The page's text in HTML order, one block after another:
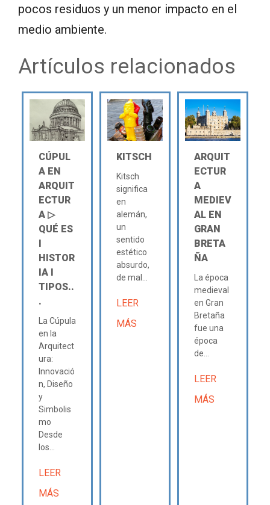
pocos residuos y un menor impacto en el
medio ambiente.
Artículos relacionados
CÚPUL
A EN
ARQUIT
ECTUR
A ▷
QUÉ ES
Ι
HISTOR
IA Ι
TIPOS..
.
La Cúpula
en la
Arquitect
ura:
Innovació
n, Diseño
y
Simbolis
mo
Desde
los...
LEER
MÁS
KITSCH
Kitsch
significa
en
alemán,
un
sentido
estético
absurdo,
de mal...
LEER
MÁS
ARQUIT
ECTUR
A
MEDIEV
AL EN
GRAN
BRETA
ÑA
La época
medieval
en Gran
Bretaña
fue una
época
de...
LEER
MÁS